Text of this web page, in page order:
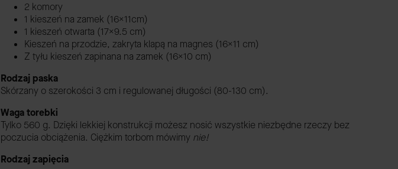
2 komory
1 kieszeń na zamek (16x11cm)
1 kieszeń otwarta (17x9.5 cm)
Kieszeń na przodzie, zakryta klapą na magnes (16x11 cm)
Z tyłu kieszeń zapinana na zamek (16x10 cm)
Rodzaj paska
Skórzany o szerokości 3 cm i regulowanej długości (80-130 cm).
Waga torebki
Tylko 560 g. Dzięki lekkiej konstrukcji możesz nosić wszystkie niezbędne rzeczy bez
poczucia obciążenia. Ciężkim torbom mówimy nie!
Rodzaj zapięcia